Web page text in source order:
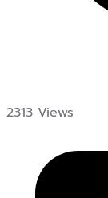
2313 Views